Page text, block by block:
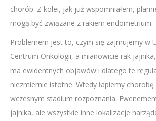
chorób. Z kolei, jak już wspomniałem,
mogą być związane z rakiem endometrium.
Problemem jest to, czym się zajmujemy w
Centrum Onkologii, a mianowicie rak
ma ewidentnych objawów i dlatego te
niezmiernie istotne. Wtedy łapiemy
wczesnym stadium rozpoznania.
jajnika, ale wszystkie inne lokalizacje